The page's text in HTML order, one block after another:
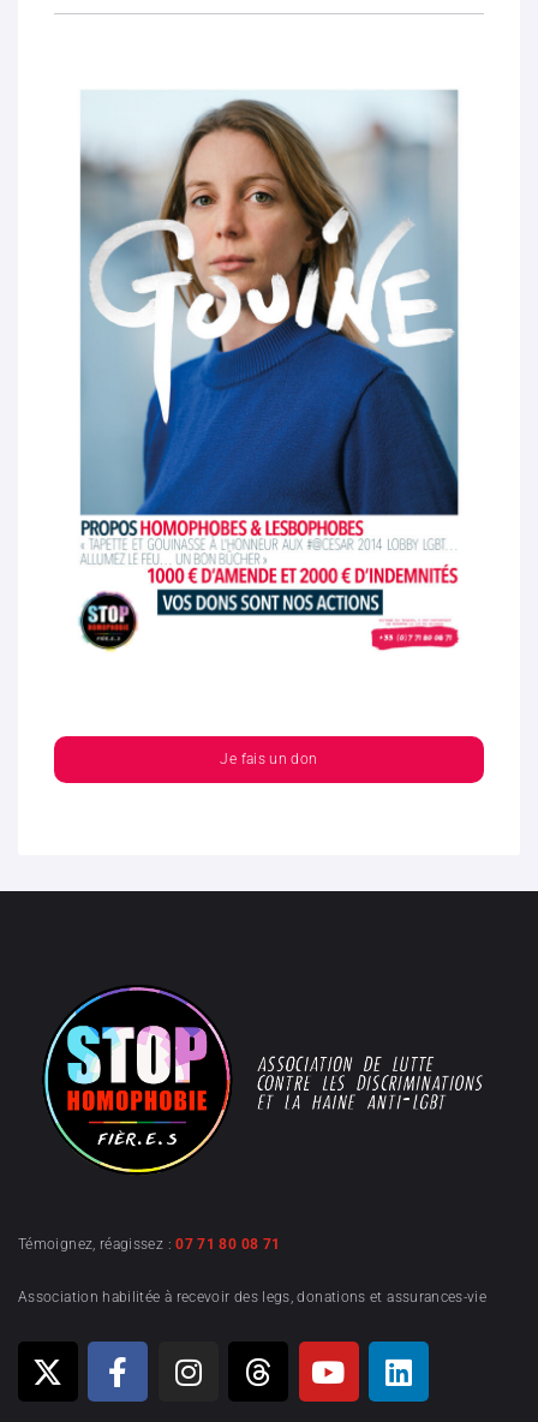
Je fais un don
Témoignez, réagissez :07 71 80 08 71
Association habilitée à recevoir des legs, donations et assurances-vie